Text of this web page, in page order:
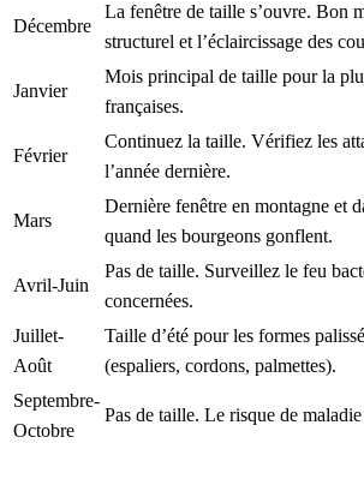
Décembre
La fenêtre de taille s’ouvre. Bon
structurel et l’éclaircissage des
Janvier
Mois principal de taille pour la
françaises.
Février
Continuez la taille. Vérifiez les
l’année dernière.
Mars
Dernière fenêtre en montagne et
quand les bourgeons gonflent.
Avril-Juin
Pas de taille. Surveillez le feu
concernées.
Juillet-
Août
Taille d’été pour les formes
(espaliers, cordons, palmettes).
Septembre-
Octobre
Pas de taille. Le risque de maladie